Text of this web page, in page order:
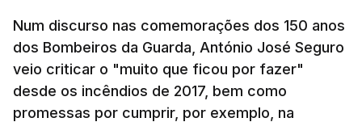
Num discurso nas comemorações dos 150 anos
dos Bombeiros da Guarda, António José Seguro
veio criticar o "muito que ficou por fazer"
desde os incêndios de 2017, bem como
promessas por cumprir, por exemplo, na